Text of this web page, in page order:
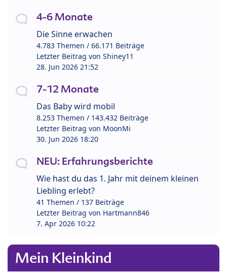
4-6 Monate
Die Sinne erwachen
4.783 Themen / 66.171 Beiträge
Letzter Beitrag von Shiney11
28. Jun 2026 21:52
7-12 Monate
Das Baby wird mobil
8.253 Themen / 143.432 Beiträge
Letzter Beitrag von MoonMi
30. Jun 2026 18:20
NEU: Erfahrungsberichte
Wie hast du das 1. Jahr mit deinem kleinen
Liebling erlebt?
41 Themen / 137 Beiträge
Letzter Beitrag von Hartmann846
7. Apr 2026 10:22
Mein Kleinkind